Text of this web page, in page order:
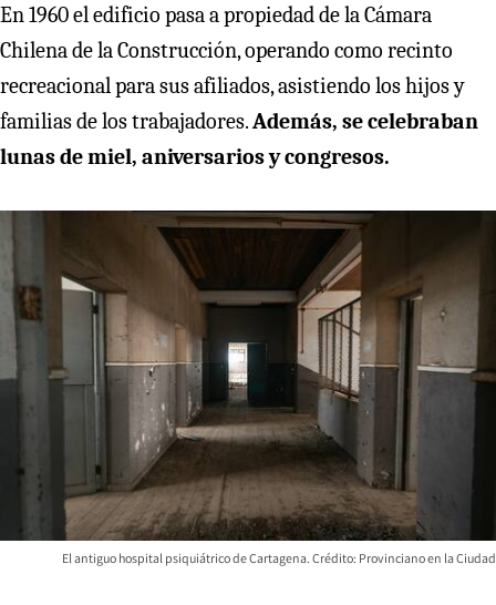
En 1960 el edificio pasa a propiedad de la Cámara
Chilena de la Construcción, operando como recinto
recreacional para sus afiliados, asistiendo los hijos y
familias de los trabajadores.Además, se celebraban
lunas de miel, aniversarios y congresos.
El antiguo hospital psiquiátrico de Cartagena. Crédito: Provinciano en la Ciudad